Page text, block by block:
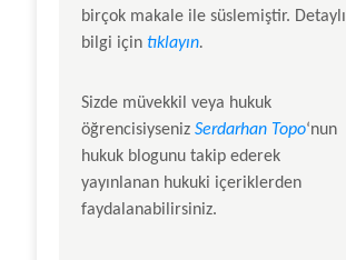
birçok makale ile süslemiştir. Detaylı
bilgi için tıklayın.
Sizde müvekkil veya hukuk
öğrencisiysenizSerdarhan Topo‘nun
hukuk blogunu takip ederek
yayınlanan hukuki içeriklerden
faydalanabilirsiniz.